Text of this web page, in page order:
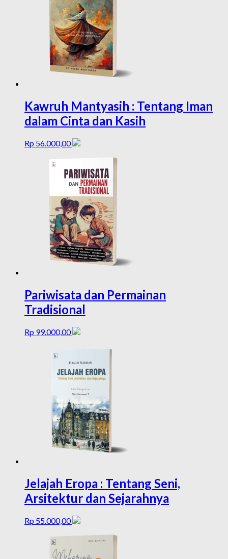
Kawruh Mantyasih : Tentang Iman
dalam Cinta dan Kasih
Rp 56.000,00
Pariwisata dan Permainan
Tradisional
Rp 99.000,00
Jelajah Eropa : Tentang Seni,
Arsitektur dan Sejarahnya
Rp 55.000,00